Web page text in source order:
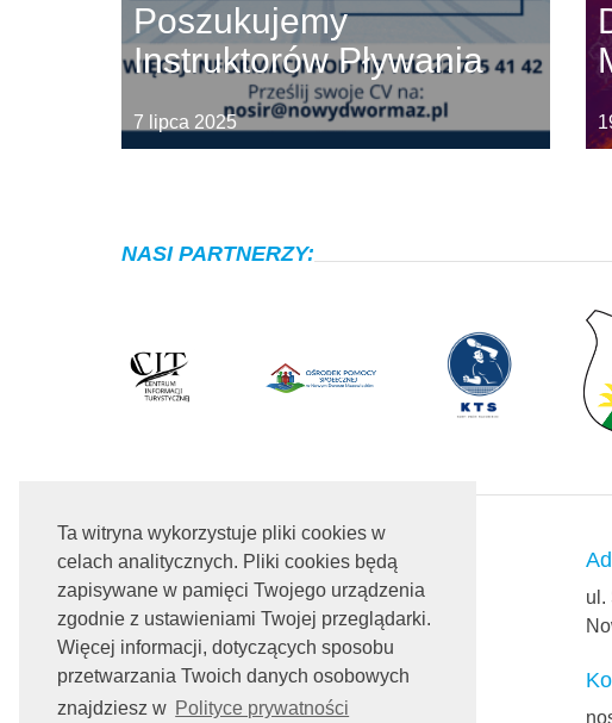
Ta witryna wykorzystuje pliki cookies w
celach analitycznych. Pliki cookies będą
zapisywane w pamięci Twojego urządzenia
zgodnie z ustawieniami Twojej przeglądarki.
Więcej informacji, dotyczących sposobu
przetwarzania Twoich danych osobowych
znajdziesz w Polityce prywatności
Poszukujemy
Instruktorów Pływania
7 lipca 2025
NASI PARTNERZY:
ul.